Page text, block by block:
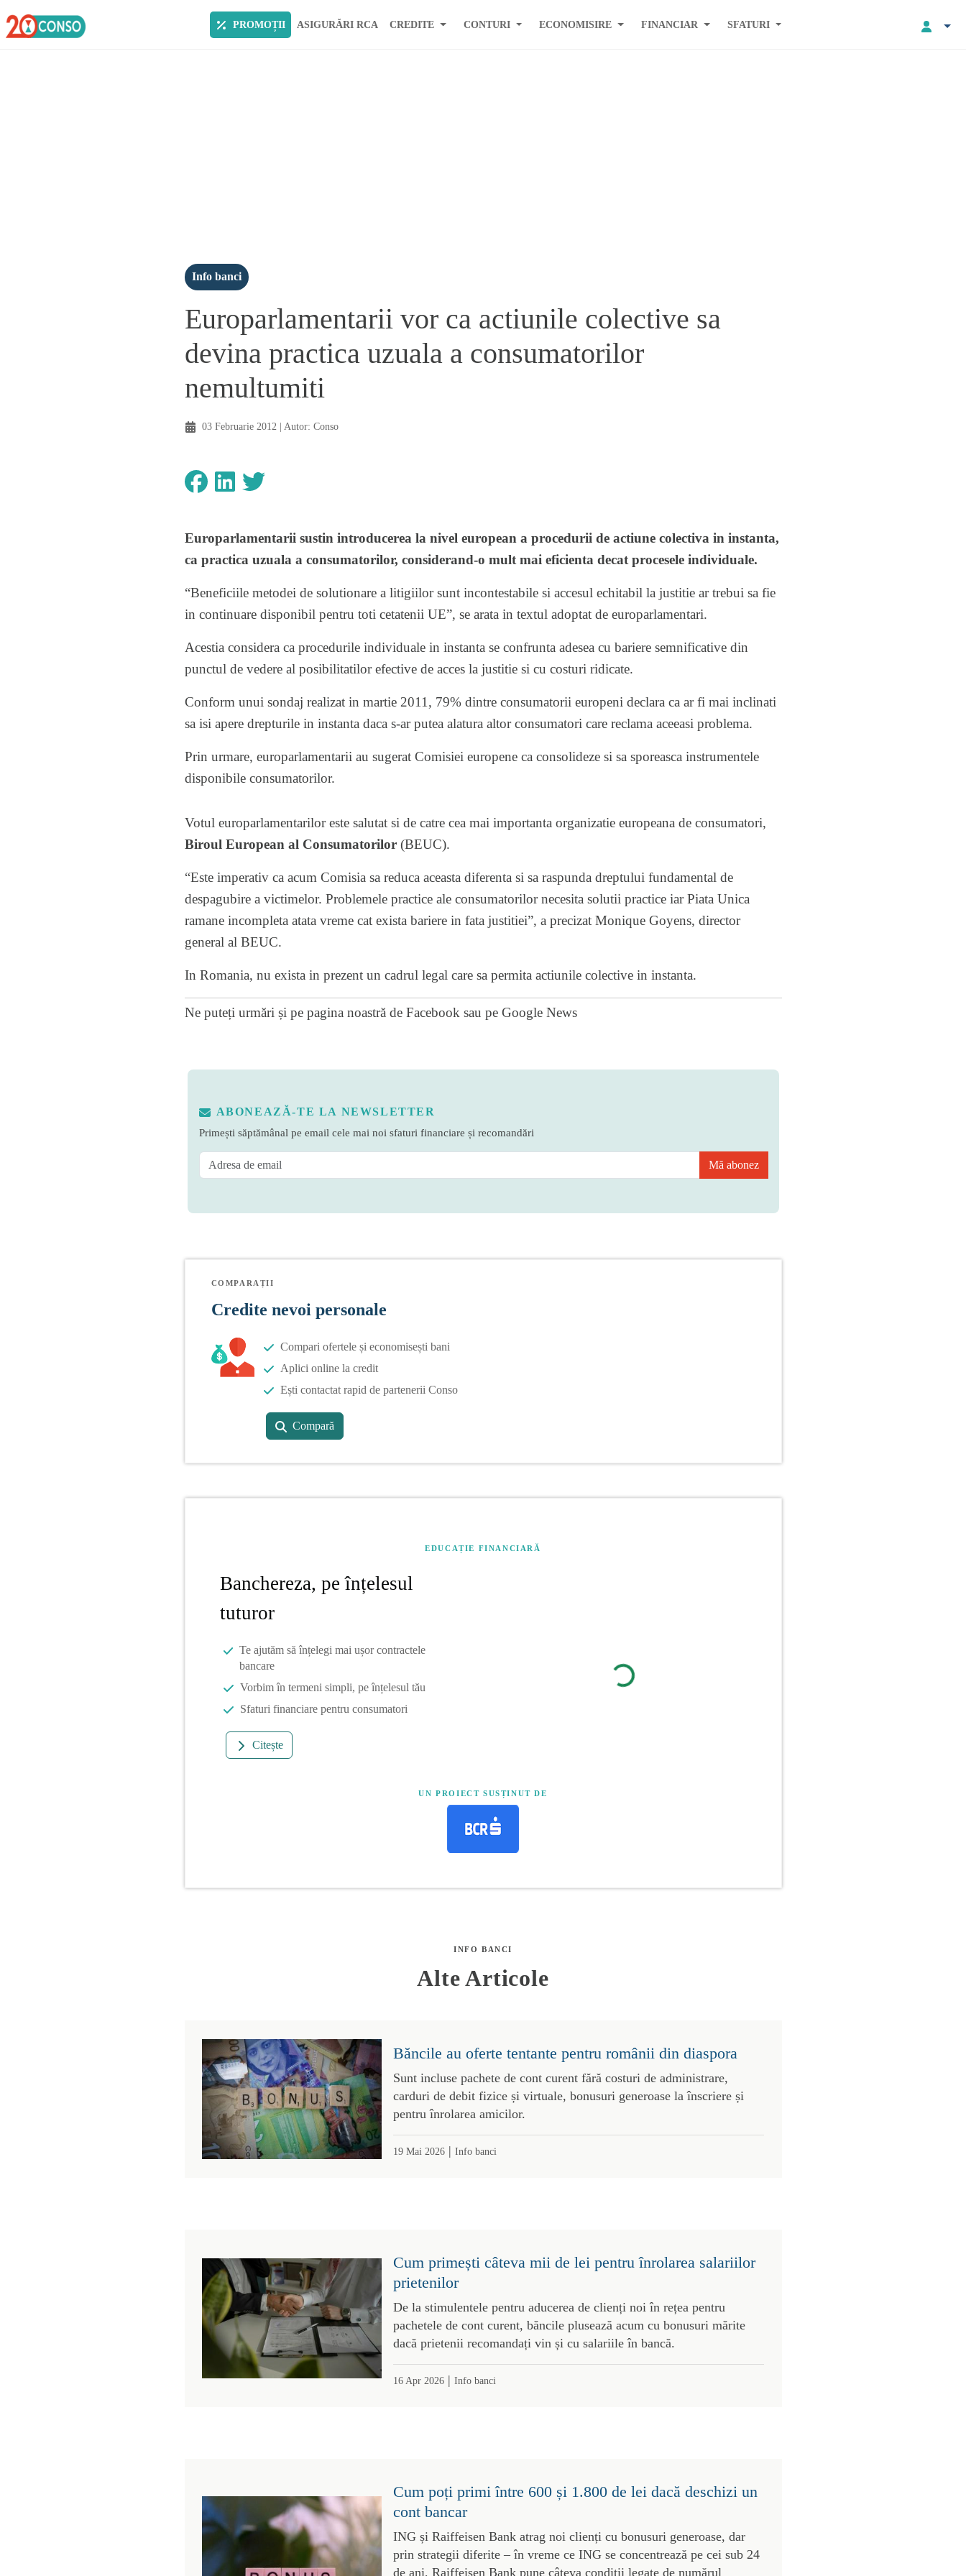
PROMOȚII ASIGURĂRI RCA CREDITE CONTURI ECONOMISIRE FINANCIAR SFATURI
Info banci
Europarlamentarii vor ca actiunile colective sa
devina practica uzuala a consumatorilor
nemultumiti
03 Februarie 2012 | Autor: Conso
Europarlamentarii sustin introducerea la nivel european a procedurii de actiune colectiva in instanta,
ca practica uzuala a consumatorilor, considerand-o mult mai eficienta decat procesele individuale.
“Beneficiile metodei de solutionare a litigiilor sunt incontestabile si accesul echitabil la justitie ar trebui sa fie
in continuare disponibil pentru toti cetatenii UE”, se arata in textul adoptat de europarlamentari.
Acestia considera ca procedurile individuale in instanta se confrunta adesea cu bariere semnificative din
punctul de vedere al posibilitatilor efective de acces la justitie si cu costuri ridicate.
Conform unui sondaj realizat in martie 2011, 79% dintre consumatorii europeni declara ca ar fi mai inclinati
sa isi apere drepturile in instanta daca s-ar putea alatura altor consumatori care reclama aceeasi problema.
Prin urmare, europarlamentarii au sugerat Comisiei europene ca consolideze si sa sporeasca instrumentele
disponibile consumatorilor.
Votul europarlamentarilor este salutat si de catre cea mai importanta organizatie europeana de consumatori,
Biroul European al Consumatorilor(BEUC).
“Este imperativ ca acum Comisia sa reduca aceasta diferenta si sa raspunda dreptului fundamental de
despagubire a victimelor. Problemele practice ale consumatorilor necesita solutii practice iar Piata Unica
ramane incompleta atata vreme cat exista bariere in fata justitiei”, a precizat Monique Goyens, director
general al BEUC.
In Romania, nu exista in prezent un cadrul legal care sa permita actiunile colective in instanta.
Ne puteți urmări și pe pagina noastră de Facebook sau pe Google News
ABONEAZĂ-TE LA NEWSLETTER
Primești săptămânal pe email cele mai noi sfaturi financiare și recomandări
Mă abonez
COMPARAȚII
Credite nevoi personale
Compari ofertele și economisești bani
Aplici online la credit
Ești contactat rapid de partenerii Conso
Compară
EDUCAȚIE FINANCIARĂ
Banchereza, pe înțelesul
tuturor
Te ajutăm să înțelegi mai ușor contractele
bancare
Vorbim în termeni simpli, pe înțelesul tău
Sfaturi financiare pentru consumatori
Citește
UN PROIECT SUSȚINUT DE
INFO BANCI
Alte Articole
Băncile au oferte tentante pentru românii din diaspora
Sunt incluse pachete de cont curent fără costuri de administrare,
carduri de debit fizice și virtuale, bonusuri generoase la înscriere și
pentru înrolarea amicilor.
19 Mai 2026| Info banci
Cum primești câteva mii de lei pentru înrolarea salariilor
prietenilor
De la stimulentele pentru aducerea de clienți noi în rețea pentru
pachetele de cont curent, băncile plusează acum cu bonusuri mărite
dacă prietenii recomandați vin și cu salariile în bancă.
16 Apr 2026| Info banci
Cum poți primi între 600 și 1.800 de lei dacă deschizi un
cont bancar
ING și Raiffeisen Bank atrag noi clienți cu bonusuri generoase, dar
prin strategii diferite – în vreme ce ING se concentrează pe cei sub 24
de ani, Raiffeisen Bank pune câteva condiții legate de numărul